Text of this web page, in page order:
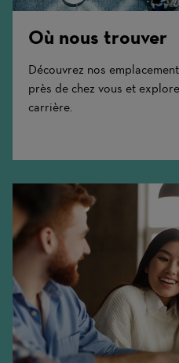
Où nous trouver
Découvrez nos
près de chez vous et
carrière.